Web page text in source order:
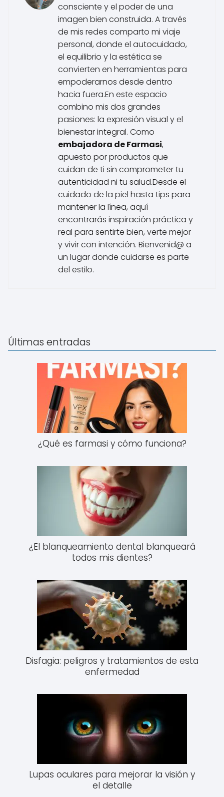
consciente y el poder de una
imagen bien construida. A través
de mis redes comparto mi viaje
personal, donde el autocuidado,
el equilibrio y la estética se
convierten en herramientas para
empoderarnos desde dentro
hacia fuera.En este espacio
combino mis dos grandes
pasiones: la expresión visual y el
bienestar integral. Como
embajadora de Farmasi,
apuesto por productos que
cuidan de ti sin comprometer tu
autenticidad ni tu salud.Desde el
cuidado de la piel hasta tips para
mantener la línea, aquí
encontrarás inspiración práctica y
real para sentirte bien, verte mejor
y vivir con intención. Bienvenid@ a
un lugar donde cuidarse es parte
del estilo.
Últimas entradas
¿Qué es farmasi y cómo funciona?
¿El blanqueamiento dental blanqueará
todos mis dientes?
Disfagia: peligros y tratamientos de esta
enfermedad
Lupas oculares para mejorar la visión y
el detalle